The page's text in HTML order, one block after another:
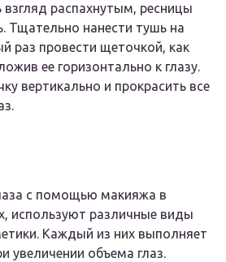
распахнутым, ресницы
Тщательно нанести тушь на
раз провести щеточкой, как
ее горизонтально к глазу.
вертикально и прокрасить все
с помощью макияжа в
используют различные виды
Каждый из них выполняет
увеличении объема глаз.